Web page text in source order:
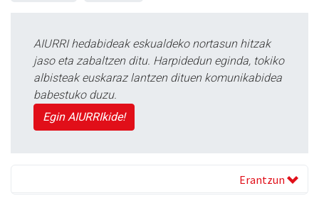
AIURRI hedabideak eskualdeko nortasun hitzak
jaso eta zabaltzen ditu. Harpidedun eginda, tokiko
albisteak euskaraz lantzen dituen komunikabidea
babestuko duzu.
Egin AIURRIkide!
Erantzun